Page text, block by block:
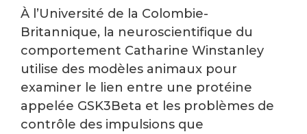
À l’Université de la Colombie-
Britannique, la neuroscientifique du
comportement Catharine Winstanley
utilise des modèles animaux pour
examiner le lien entre une protéine
appelée GSK3Beta et les problèmes de
contrôle des impulsions que